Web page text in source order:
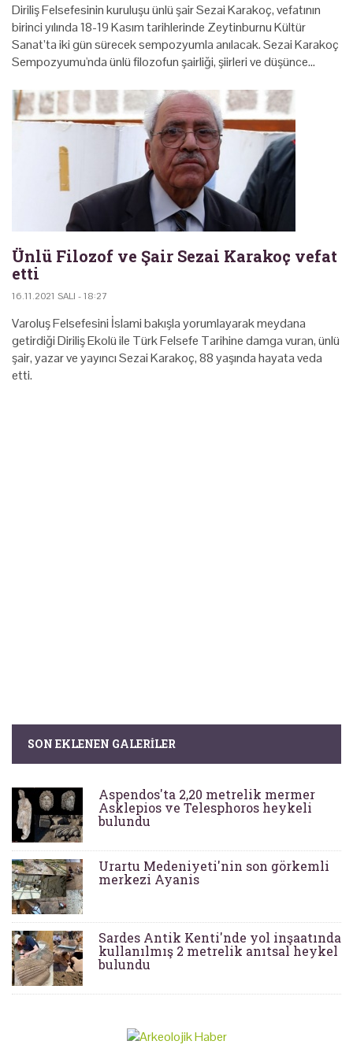
Diriliş Felsefesinin kuruluşu ünlü şair Sezai Karakoç, vefatının
birinci yılında 18-19 Kasım tarihlerinde Zeytinburnu Kültür
Sanat’ta iki gün sürecek sempozyumla anılacak. Sezai Karakoç
Sempozyumu'nda ünlü filozofun şairliği, şiirleri ve düşünce…
Ünlü Filozof ve Şair Sezai Karakoç vefat
etti
16.11.2021 SALI - 18:27
Varoluş Felsefesini İslami bakışla yorumlayarak meydana
getirdiği Diriliş Ekolü ile Türk Felsefe Tarihine damga vuran, ünlü
şair, yazar ve yayıncı Sezai Karakoç, 88 yaşında hayata veda
etti.
SON EKLENEN GALERILER
Aspendos'ta 2,20 metrelik mermer
Asklepios ve Telesphoros heykeli
bulundu
Urartu Medeniyeti'nin son görkemli
merkezi Ayanis
Sardes Antik Kenti'nde yol inşaatında
kullanılmış 2 metrelik anıtsal heykel
bulundu